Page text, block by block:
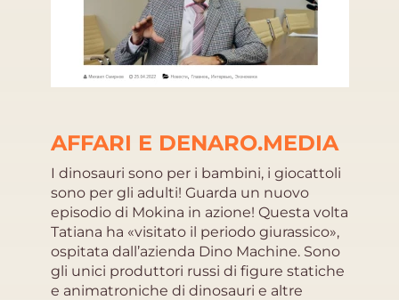
AFFARI E DENARO.MEDIA
I dinosauri sono per i bambini, i giocattoli
sono per gli adulti! Guarda un nuovo
episodio di Mokina in azione! Questa volta
Tatiana ha «visitato il periodo giurassico»,
ospitata dall’azienda Dino Machine. Sono
gli unici produttori russi di figure statiche
e animatroniche di dinosauri e altre